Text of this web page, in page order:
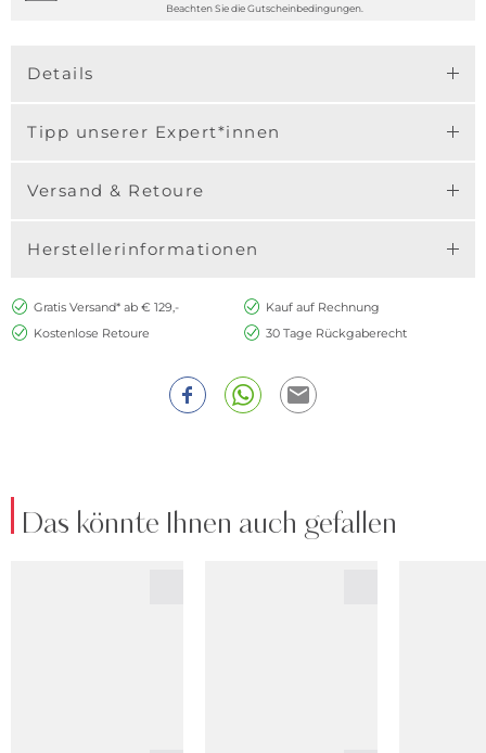
Beachten Sie die Gutscheinbedingungen.
Details
Tipp unserer Expert*innen
Versand & Retoure
Herstellerinformationen
Gratis Versand* ab € 129,-
Kauf auf Rechnung
Kostenlose Retoure
30 Tage Rückgaberecht
Das könnte Ihnen auch gefallen